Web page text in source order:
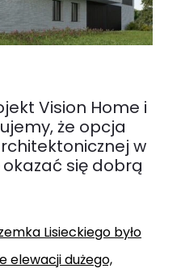
Vision Home i
że opcja
w
się dobrą
Lisieckiego było
elewacji dużego,